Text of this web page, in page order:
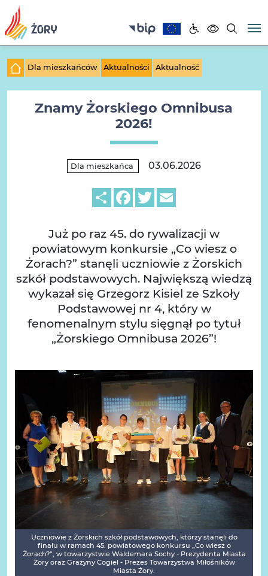
Dla mieszkańców Aktualności Aktualność
Znamy Żorskiego Omnibusa
2026!
Dla mieszkańca 03.06.2026
ShareFacebook
Twitter
Już po raz 45. do rywalizacji w
powiatowym konkursie „Co wiesz o
Żorach?” stanęli uczniowie z Żorskich
szkół podstawowych. Największą wiedzą
wykazał się Grzegorz Kisiel ze Szkoły
Podstawowej nr 4, który w
fenomenalnym stylu sięgnął po tytuł
„Żorskiego Omnibusa 2026”!
Uczniowie z Żorskich szkół podstawowych, którzy stanęli do
finału w ramach 45. powiatowego konkursu „Co wiesz o
Żorach?”, w towarzystwie Waldemara Sochy - Prezydenta Miasta
Żory oraz Grażyny Cogiel - Prezes Towarzystwa Miłośników
Miasta Żory.